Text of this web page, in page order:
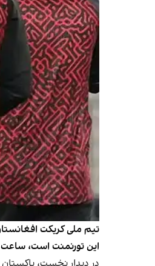
این تورنمنت است، ساعت ۷:۳۰ شب به وقت کابل در ورزشگاه شارجه برگزار خواهد شد. کدام تیم در این دیدار برنده خواهد شد؟